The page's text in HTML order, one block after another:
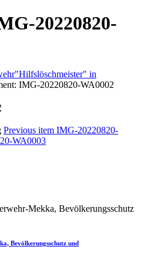
20220820-
"Hilfslöschmeister" in
IMG-20220820-WA0002
Previous item IMG-20220820-
WA0003
Bevölkerungsschutz und